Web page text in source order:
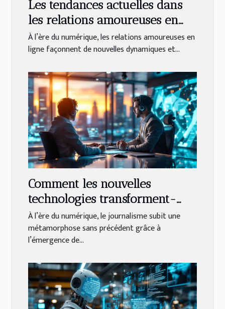
Les tendances actuelles dans
les relations amoureuses en
ligne
À l’ère du numérique, les relations amoureuses en
ligne façonnent de nouvelles dynamiques et...
Comment les nouvelles
technologies transforment-
elles le journalisme ?
À l’ère du numérique, le journalisme subit une
métamorphose sans précédent grâce à
l’émergence de...